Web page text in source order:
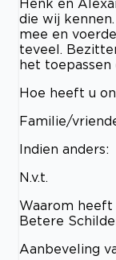
Henk en
die wij
mee en
teveel.
het toepassen
Hoe heeft u
Familie/
Indien anders:
N.v.t.
Waarom heeft
Betere
Aanbeveling